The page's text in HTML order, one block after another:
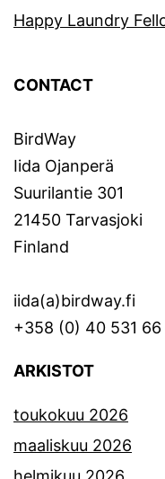
Happy Laundry
CONTACT
BirdWay
Iida Ojanperä
Suurilantie 301
21450 Tarvasjoki
Finland
iida(a)birdway.fi
+358 (0) 40 531 66
ARKISTOT
toukokuu 2026
maaliskuu 2026